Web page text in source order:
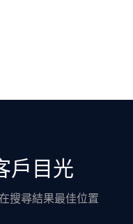
戶目光
搜尋結果最佳位置